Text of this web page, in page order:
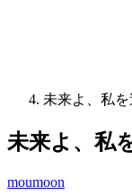
未来よ、私を
未来よ、私
moumoon